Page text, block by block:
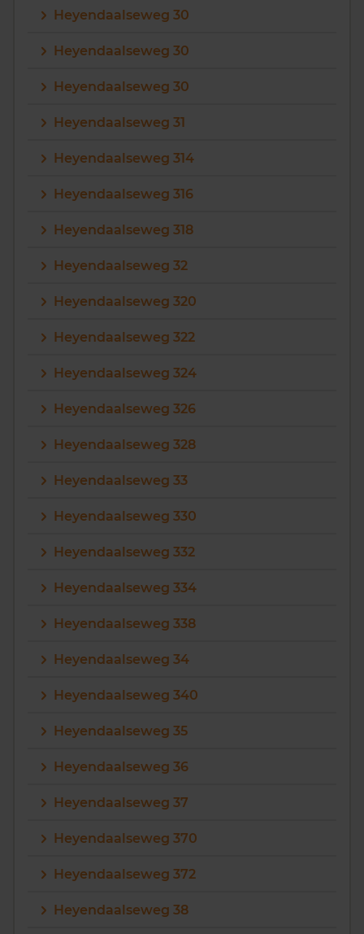
Heyendaalseweg 30
Heyendaalseweg 30
Heyendaalseweg 30
Heyendaalseweg 31
Heyendaalseweg 314
Heyendaalseweg 316
Heyendaalseweg 318
Heyendaalseweg 32
Heyendaalseweg 320
Heyendaalseweg 322
Heyendaalseweg 324
Heyendaalseweg 326
Heyendaalseweg 328
Heyendaalseweg 33
Heyendaalseweg 330
Heyendaalseweg 332
Heyendaalseweg 334
Heyendaalseweg 338
Heyendaalseweg 34
Heyendaalseweg 340
Heyendaalseweg 35
Heyendaalseweg 36
Heyendaalseweg 37
Heyendaalseweg 370
Heyendaalseweg 372
Heyendaalseweg 38